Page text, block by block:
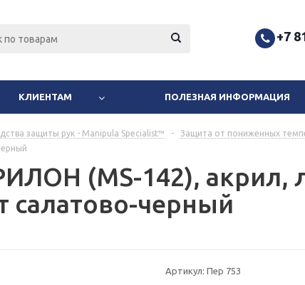
+7
КЛИЕНТАМ ПОЛЕЗНАЯ ИНФОРМАЦИЯ
защиты рук - Manipula Specialist™ - Защита от пониженных
(MS-142), акрил,
салатово-черный
Артикул: Пер 753